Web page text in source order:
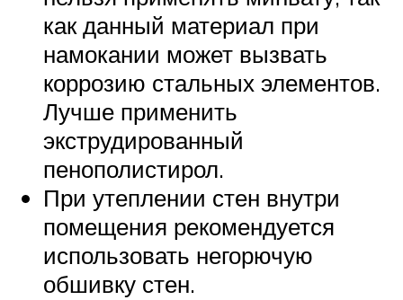
как данный материал при
намокании может вызвать
коррозию стальных элементов.
Лучше применить
экструдированный
пенополистирол.
При утеплении стен внутри
помещения рекомендуется
использовать негорючую
обшивку стен.